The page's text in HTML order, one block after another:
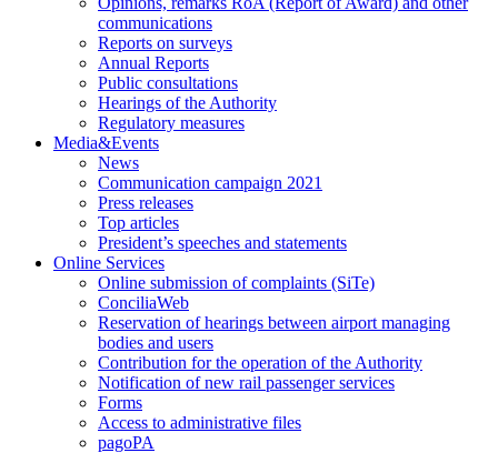
communications
Reports on surveys
Annual Reports
Public consultations
Hearings of the Authority
Regulatory measures
Media&Events
News
Communication campaign 2021
Press releases
Top articles
President’s speeches and statements
Online Services
Online submission of complaints (SiTe)
ConciliaWeb
Reservation of hearings between airport managing
bodies and users
Contribution for the operation of the Authority
Notification of new rail passenger services
Forms
Access to administrative files
pagoPA